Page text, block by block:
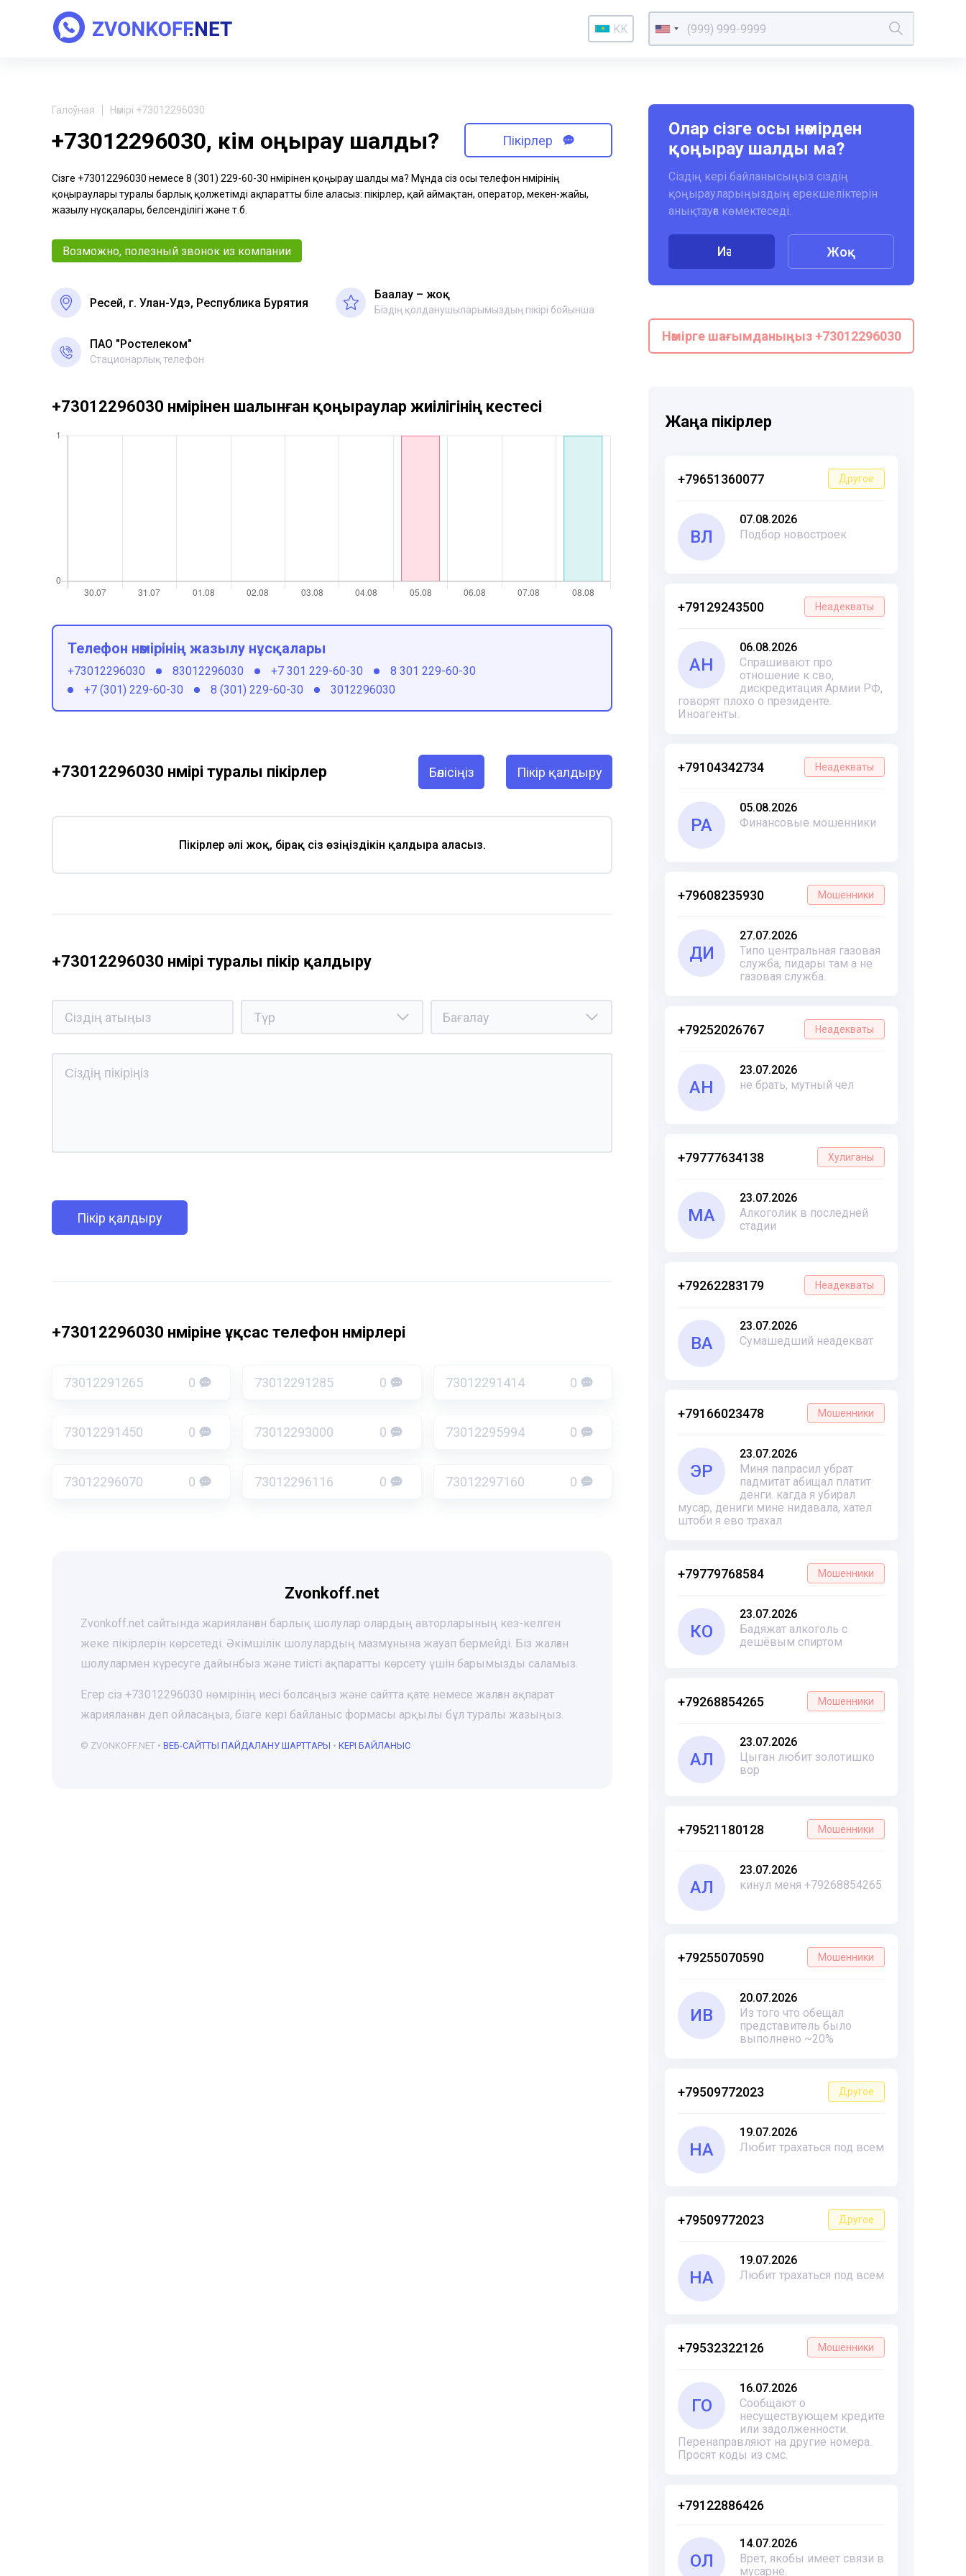
KK
Галоўная Нөмірі +73012296030
+73012296030, кім қоңырау шалды? Пікірлер
Сізге +73012296030 немесе 8 (301) 229-60-30 нөмірінен қоңырау шалды ма? Мұнда сіз осы телефон нөмірінің
қоңыраулары туралы барлық қолжетімді ақпаратты біле аласыз: пікірлер, қай аймақтан, оператор, мекен-жайы,
жазылу нұсқалары, белсенділігі және т.б.
Возможно, полезный звонок из компании
Ресей, г. Улан-Удэ, Республика Бурятия
Бағалау – жоқ
Біздің қолданушыларымыздың пікірі бойынша
ПАО "Ростелеком"
Стационарлық телефон
Олар сізге осы нөмірден
қоңырау шалды ма?
Сіздің кері байланысыңыз сіздің
қоңырауларыңыздың ерекшеліктерін
анықтауға көмектеседі.
Иә Жоқ
Нөмірге шағымданыңыз +73012296030
Жаңа пікірлер
+79651360077 Другое
ВЛ
07.08.2026
Подбор новостроек
+79129243500 Неадекваты
АН
06.08.2026
Спрашивают про
отношение к сво,
дискредитация Армии РФ,
говорят плохо о президенте.
Иноагенты.
+79104342734 Неадекваты
РА
05.08.2026
Финансовые мошенники
+79608235930 Мошенники
ДИ
27.07.2026
Типо центральная газовая
служба, пидары там а не
газовая служба.
+79252026767 Неадекваты
АН
23.07.2026
не брать, мутный чел
+79777634138 Хулиганы
МА
23.07.2026
Алкоголик в последней
стадии
+79262283179 Неадекваты
ВА
23.07.2026
Сумашедший неадекват
+79166023478 Мошенники
ЭР
23.07.2026
Миня папрасил убрат
падмитат абищал платит
денги. кагда я убирал
мусар, дениги мине нидавала, хател
штоби я ево трахал
+79779768584 Мошенники
КО
23.07.2026
Бадяжат алкоголь с
дешёвым спиртом
+79268854265 Мошенники
АЛ
23.07.2026
Цыган любит золотишко
вор
+79521180128 Мошенники
АЛ
23.07.2026
кинул меня +79268854265
+79255070590 Мошенники
ИВ
20.07.2026
Из того что обещал
представитель было
выполнено ~20%
+79509772023 Другое
НА
19.07.2026
Любит трахаться под всем
+79509772023 Другое
НА
19.07.2026
Любит трахаться под всем
+79532322126 Мошенники
ГО
16.07.2026
Сообщают о
несуществующем кредите
или задолженности.
Перенаправляют на другие номера.
Просят коды из смс.
+79122886426
ОЛ
14.07.2026
Врет, якобы имеет связи в
мусарне.
+73012296030 нөмірінен шалынған қоңыраулар жиілігінің кестесі
Телефон нөмірінің жазылу нұсқалары
+73012296030 83012296030 +7 301 229-60-30
8 301 229-60-30
+7 (301) 229-60-30
8 (301) 229-60-30 3012296030
+73012296030 нөмірі туралы пікірлер Бөлісіңіз Пікір қалдыру
Пікірлер әлі жоқ, бірақ сіз өзіңіздікін қалдыра аласыз.
+73012296030 нөмірі туралы пікір қалдыру
Пікір қалдыру
+73012296030 нөміріне ұқсас телефон нөмірлері
73012291265 0 73012291285 0 73012291414 0
73012291450 0 73012293000 0 73012295994 0
73012296070 0 73012296116 0 73012297160 0
Zvonkoff.net
Zvonkoff.net сайтында жарияланған барлық шолулар олардың авторларының кез-келген
жеке пікірлерін көрсетеді. Әкімшілік шолулардың мазмұнына жауап бермейді. Біз жалған
шолулармен күресуге дайынбыз және тиісті ақпаратты көрсету үшін барымызды саламыз.
Егер сіз +73012296030 нөмірінің иесі болсаңыз және сайтта қате немесе жалған ақпарат
жарияланған деп ойласаңыз, бізге кері байланыс формасы арқылы бұл туралы жазыңыз.
© ZVONKOFF.NET • ВЕБ-CАЙТТЫ ПАЙДАЛАНУ ШАРТТАРЫ • КЕРІ БАЙЛАНЫС